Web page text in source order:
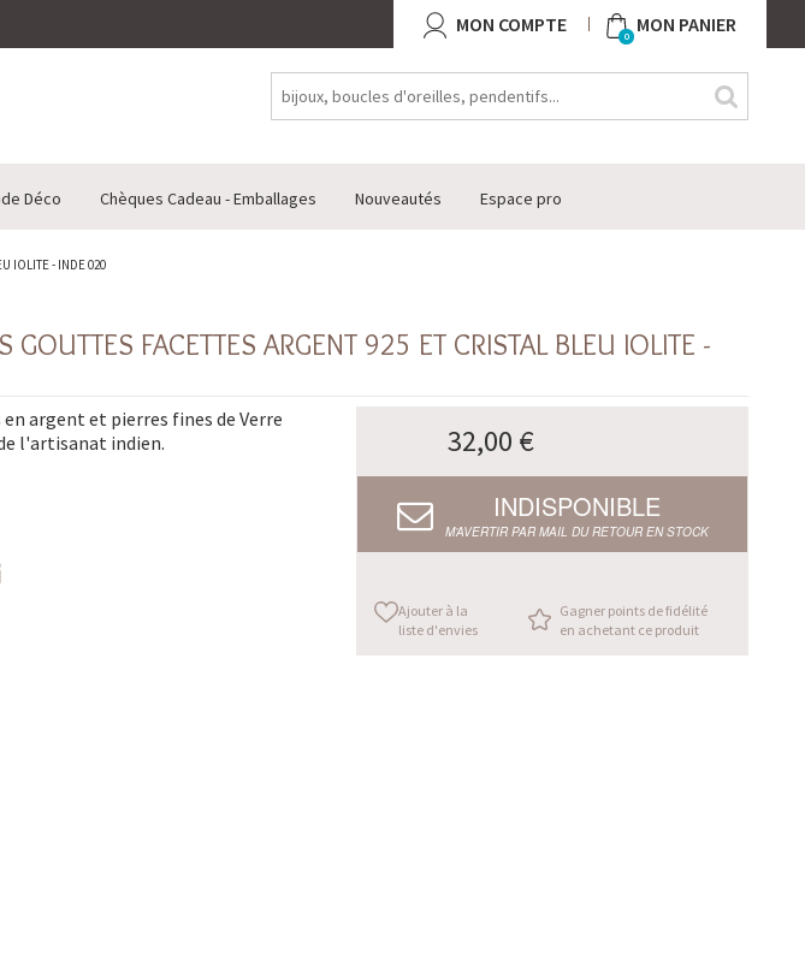
MON COMPTE 0 MON PANIER
Déco Chèques Cadeau - Emballages Nouveautés Espace pro
IOLITE - INDE 020
GOUTTES FACETTES ARGENT 925 ET CRISTAL BLEU IOLITE -
argent et pierres fines de Verre
l'artisanat indien.
32,00 €
INDISPONIBLE
M’AVERTIR PAR MAIL DU RETOUR EN STOCK
Ajouter à la
liste d'envies
Gagner points de fidélité
en achetant ce produit